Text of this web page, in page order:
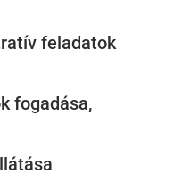
feladatok
fogadása,